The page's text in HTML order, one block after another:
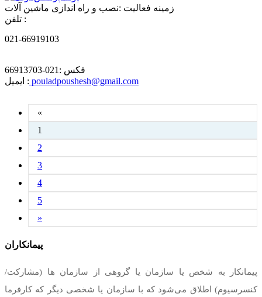
زمینه فعالیت :نصب و راه اندازی ماشین آلات
تلفن :
021-66919103
فکس : 021-66913703
ایمیل : pouladpoushesh@gmail.com
«
1
2
3
4
5
»
پیمانکاران
پیمانکار به شخص یا سازمان یا گروهی از سازمان ها (مشارکت/
کنسرسیوم) اطلاق می‌شود که با سازمان یا شخصی دیگر که کارفرما